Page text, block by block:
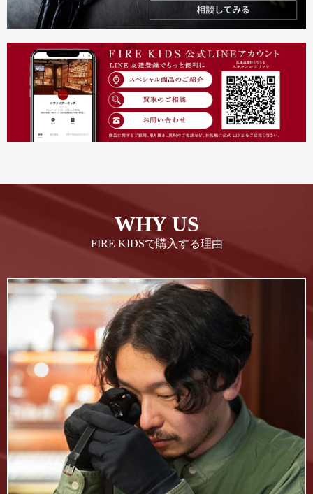
WHY US
FIRE KIDSで購入する理由